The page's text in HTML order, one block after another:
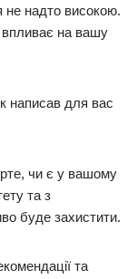
не надто високою.
впливає на вашу
написав для вас
чи є у вашому
та з
буде захистити.
та